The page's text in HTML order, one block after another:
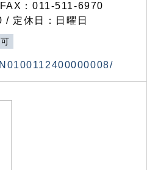
：011-511-6970
定休日：日曜日